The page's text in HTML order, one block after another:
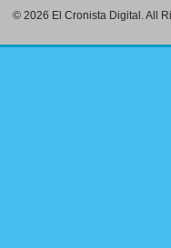
© 2026 El Cronista Digital . All